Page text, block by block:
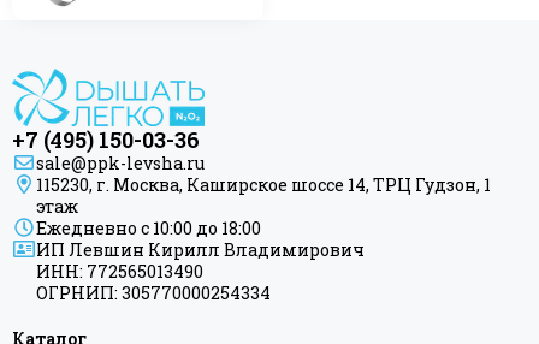
+7 (495) 150-03-36
sale@ppk-levsha.ru
115230, г. Москва, Каширское шоссе 14, ТРЦ Гудзон, 1
этаж
Ежедневно с 10:00 до 18:00
ИП Левшин Кирилл Владимирович
ИНН: 772565013490
ОГРНИП: 305770000254334
Каталог